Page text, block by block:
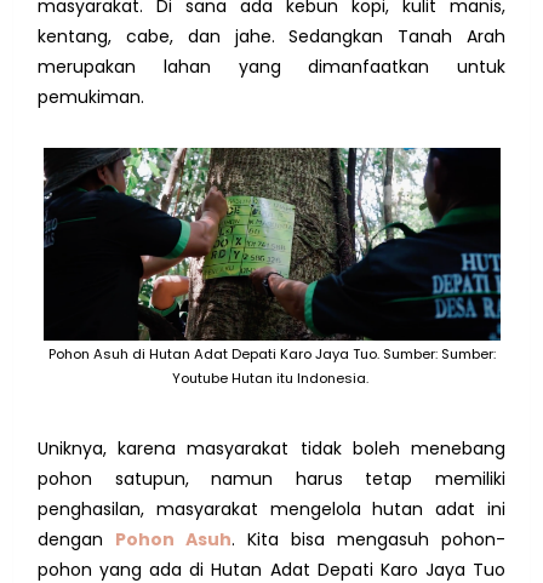
masyarakat. Di sana ada kebun kopi, kulit manis,
kentang, cabe, dan jahe. Sedangkan Tanah Arah
merupakan lahan yang dimanfaatkan untuk
pemukiman.
Pohon Asuh di Hutan Adat Depati Karo Jaya Tuo. Sumber: Sumber:
Youtube Hutan itu Indonesia.
Uniknya, karena masyarakat tidak boleh menebang
pohon satupun, namun harus tetap memiliki
penghasilan, masyarakat mengelola hutan adat ini
dengan Pohon Asuh. Kita bisa mengasuh pohon-
pohon yang ada diHutan Adat Depati Karo Jaya Tuo